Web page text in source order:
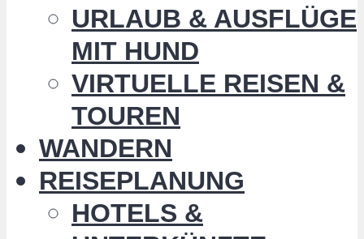
URLAUB & AUSFLÜGE
MIT HUND
VIRTUELLE REISEN &
TOUREN
WANDERN
REISEPLANUNG
HOTELS &